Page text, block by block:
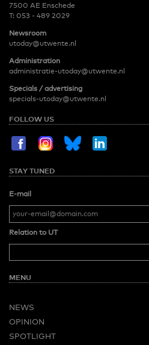
7500 AE Enschede
T: 053 - 489 2029
Newsroom
utoday@utwente.nl
Administration
administratie-utoday@utwente.nl
Specials / advertising
specials-utoday@utwente.nl
FOLLOW US
STAY TUNED
E-mail
Relation to UT
MENU
NEWS
OPINION
SPOTLIGHT